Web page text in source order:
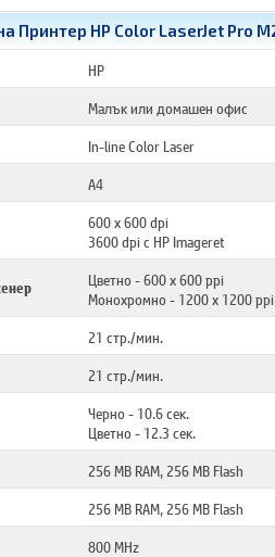
Принтер HP Color LaserJet Pro
HP
Малък или домашен офис
In-line Color Laser
A4
600 x 600 dpi
3600 dpi с HP Imageret
Цветно - 600 x 600 ppi
Монохромно - 1200 x 1200 ppi
21 стр./мин.
21 стр./мин.
Черно - 10.6 сек.
Цветно - 12.3 сек.
256 MB RAM, 256 MB Flash
256 MB RAM, 256 MB Flash
800 MHz